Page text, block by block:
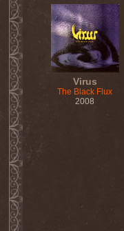
Virus
The Black Flux
2008